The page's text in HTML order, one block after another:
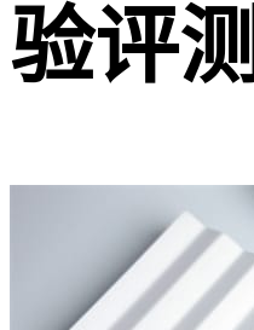
验评测